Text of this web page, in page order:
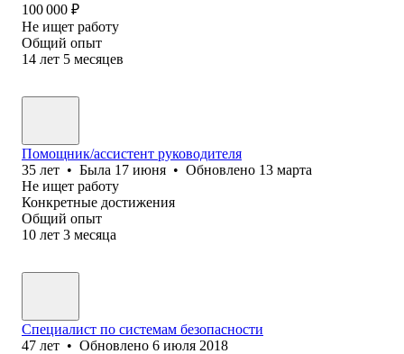
100 000 ₽
Не ищет работу
Общий опыт
14 лет 5 месяцев
Помощник/ассистент руководителя
35 лет • Была 17 июня • Обновлено 13 марта
Не ищет работу
Конкретные достижения
Общий опыт
10 лет 3 месяца
Специалист по системам безопасности
47 лет • Обновлено 6 июля 2018